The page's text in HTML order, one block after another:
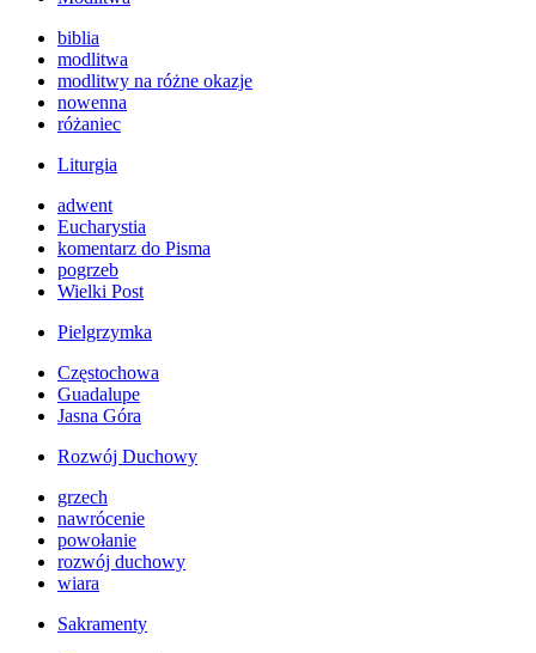
biblia
modlitwa
modlitwy na różne okazje
nowenna
różaniec
Liturgia
adwent
Eucharystia
komentarz do Pisma
pogrzeb
Wielki Post
Pielgrzymka
Częstochowa
Guadalupe
Jasna Góra
Rozwój Duchowy
grzech
nawrócenie
powołanie
rozwój duchowy
wiara
Sakramenty